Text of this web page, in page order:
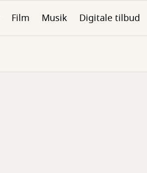
Film Musik Digitale tilbud